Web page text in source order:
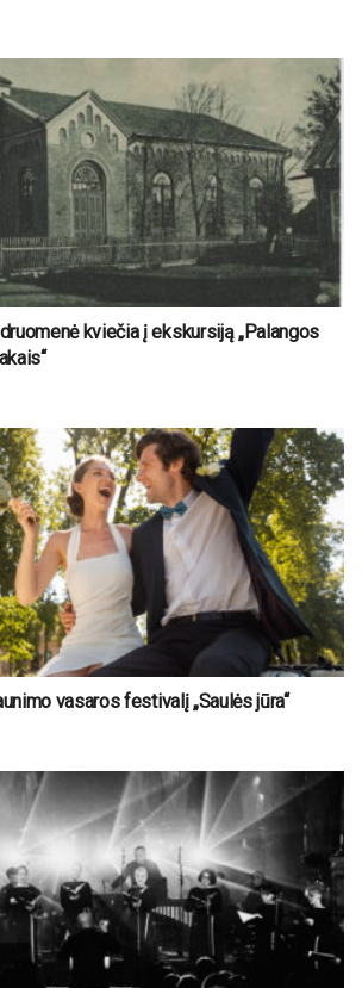
kviečia į ekskursiją „Palangos
vasaros festivalį „Saulės jūra“